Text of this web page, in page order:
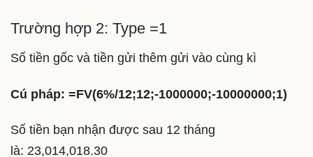
Trường hợp 2: Type =1
Số tiền gốc và tiền gửi thêm gửi vào cùng kì
Cú pháp: =FV(6%/12;12;-1000000;-10000000;1)
Số tiền bạn nhận được sau 12 tháng
là: 23,014,018.30